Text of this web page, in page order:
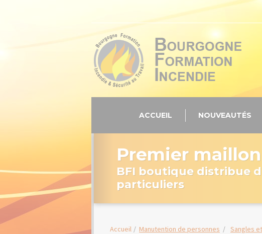
ACCUEIL NOUVEAUTÉS
Premier
BFI boutique distribue
particuliers
Accueil / Manutention de personnes / Sangles